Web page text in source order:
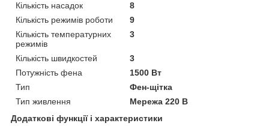
Кількість насадок
8
Кількість режимів роботи
9
Кількість температурних
режимів
3
Кількість швидкостей
3
Потужність фена
1500 Вт
Тип
Фен-щітка
Тип живлення
Мережа 220 В
Додаткові функції і характеристики